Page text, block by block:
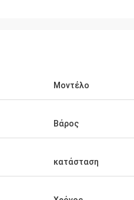
Μοντέλο
Βάρος
κατάσταση